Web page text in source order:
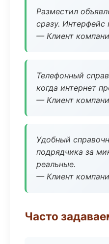
Разместил
сразу. Интерфейс
— Клиент
Телефонный
когда интернет
— Клиент
Удобный
подрядчика за
реальные.
— Клиент
Часто